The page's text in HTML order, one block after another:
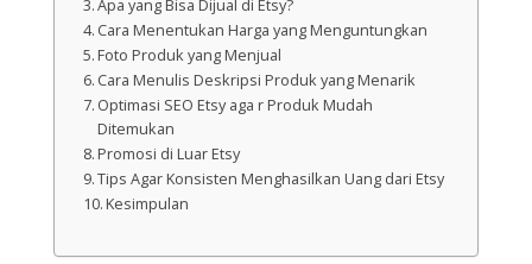
Apa yang Bisa Dijual di Etsy?
Cara Menentukan Harga yang Menguntungkan
Foto Produk yang Menjual
Cara Menulis Deskripsi Produk yang Menarik
Optimasi SEO Etsy aga r Produk Mudah
Ditemukan
Promosi di Luar Etsy
Tips Agar Konsisten Menghasilkan Uang dari Etsy
Kesimpulan